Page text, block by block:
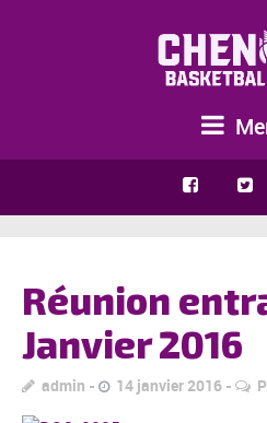
Réunion
Janvier 2016
admin 14 janvier 2016